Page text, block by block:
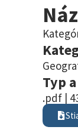
Typ
.pdf |